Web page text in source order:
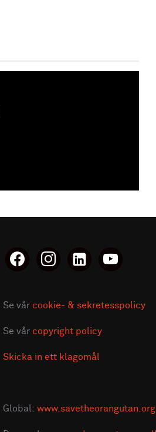
facebookinstagramlinkedin-youtube
Se vår cookie- & sekretesspolicy
Se vår copyright policy
Skicka in ett klagomål
Global: www.savetheorangutan.org